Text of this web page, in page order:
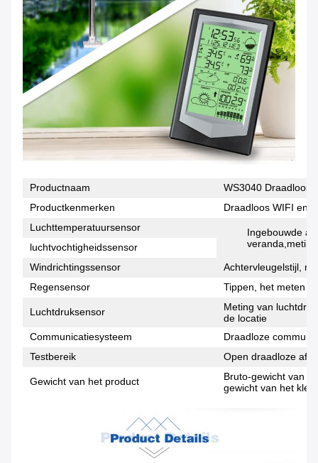
Productnaam
WS3040 Draadloos
Productkenmerken
Draadloos WIFI en
Luchttemperatuursensor
Ingebouwde
luchtvochtigheidssensor
Windrichtingssensor
Achtervleugelstijl,
Regensensor
Tippen, het meten
Luchtdruksensor
Meting van
de locatie
Communicatiesysteem
Draadloze
Testbereik
Open draadloze
Gewicht van het product
Bruto-gewicht van
gewicht van het